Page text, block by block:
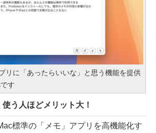
リに「あったらいいな」と思う機能を提供
す
使う人ほどメリット大！
標準の「メモ」アプリを高機能化す